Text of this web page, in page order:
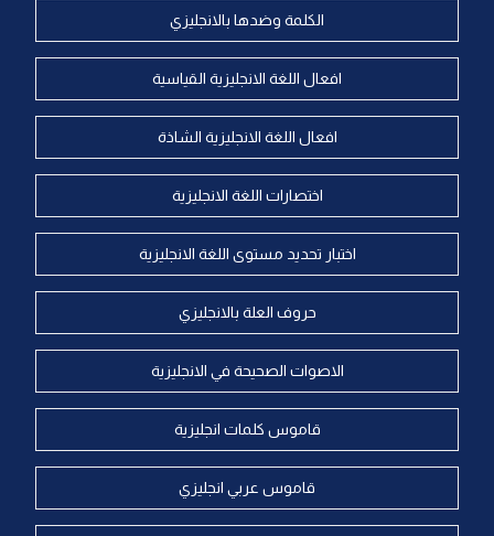
الكلمة وضدها بالانجليزي
افعال اللغة الانجليزية القياسية
افعال اللغة الانجليزية الشاذة
اختصارات اللغة الانجليزية
اختبار تحديد مستوى اللغة الانجليزية
حروف العلة بالانجليزي
الاصوات الصحيحة في الانجليزية
قاموس كلمات انجليزية
قاموس عربي انجليزي